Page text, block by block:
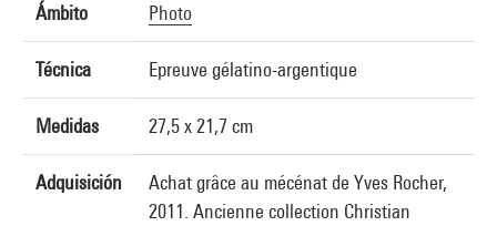
Ámbito Photo
Técnica Epreuve gélatino-argentique
Medidas 27,5 x 21,7 cm
Adquisición
Achat grâce au mécénat de Yves Rocher,
2011. Ancienne collection Christian